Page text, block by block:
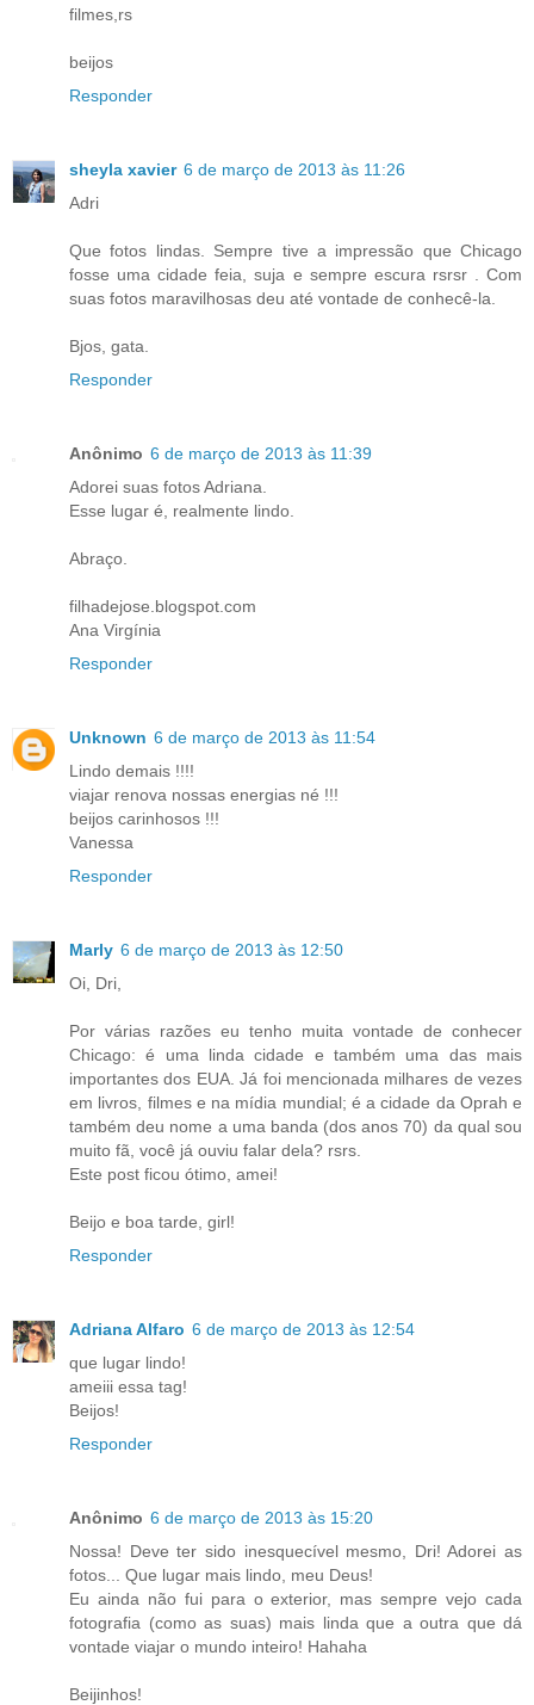
filmes,rs
beijos
Responder
sheyla xavier 6 de março de 2013 às 11:26
Adri
Que fotos lindas. Sempre tive a impressão que Chicago
fosse uma cidade feia, suja e sempre escura rsrsr . Com
suas fotos maravilhosas deu até vontade de conhecê-la.
Bjos, gata.
Responder
Anônimo 6 de março de 2013 às 11:39
Adorei suas fotos Adriana.
Esse lugar é, realmente lindo.
Abraço.
filhadejose.blogspot.com
Ana Virgínia
Responder
Unknown 6 de março de 2013 às 11:54
Lindo demais !!!!
viajar renova nossas energias né !!!
beijos carinhosos !!!
Vanessa
Responder
Marly 6 de março de 2013 às 12:50
Oi, Dri,
Por várias razões eu tenho muita vontade de conhecer
Chicago: é uma linda cidade e também uma das mais
importantes dos EUA. Já foi mencionada milhares de vezes
em livros, filmes e na mídia mundial; é a cidade da Oprah e
também deu nome a uma banda (dos anos 70) da qual sou
muito fã, você já ouviu falar dela? rsrs.
Este post ficou ótimo, amei!
Beijo e boa tarde, girl!
Responder
Adriana Alfaro 6 de março de 2013 às 12:54
que lugar lindo!
ameiii essa tag!
Beijos!
Responder
Anônimo 6 de março de 2013 às 15:20
Nossa! Deve ter sido inesquecível mesmo, Dri! Adorei as
fotos... Que lugar mais lindo, meu Deus!
Eu ainda não fui para o exterior, mas sempre vejo cada
fotografia (como as suas) mais linda que a outra que dá
vontade viajar o mundo inteiro! Hahaha
Beijinhos!